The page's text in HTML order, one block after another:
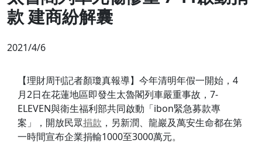
款 建商紛解囊
2021/4/6
【理財周刊記者顏瓊真報導】今年清明年假一開始，4
月2日在花蓮地區即發生太魯閣列車嚴重事故，7-
ELEVEN與衛生福利部共同啟動「ibon緊急募款專
案」，開放民眾捐款 ，另新潤、龍巖及萬安生命都在第
一時間宣布企業捐輸1000至3000萬元。